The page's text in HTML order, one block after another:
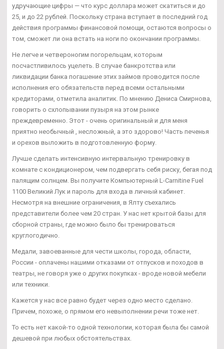
удручающие цифры — что курс доллара может скатиться и до
25, и до 22 рублей. Поскольку страна вступает в последний год
действия программы финансовой помощи, остаются вопросы о
том, сможет ли она встать на ноги по окончании программы.
Не легче и четвероногим погорельцам, которым
посчастливилось уцелеть. В случае банкротства или
ликвидации банка погашение этих займов проводится после
исполнения его обязательств перед всеми остальными
кредиторами, отметила аналитик. По мнению Дениса Смирнова,
говорить о схлопывании пузыря на этом рынке
преждевременно. Этот - очень оригинальный и для меня
приятно необычный , несложный, а это здорово! Часть печенья
и орехов выложить в подготовленную форму.
Лучше сделать интенсивную интервальную тренировку в
комнате с кондиционером, чем подвергать себя риску, бегая под
палящим солнцем. Вы получите Компьютерный L-Carnitine Fuel
1100 Великий Лук и пароль для входа в личный кабинет.
Несмотря на внешние ограничения, в Ялту съехались
представители более чем 20 стран. У нас нет крытой базы для
сборной страны, где можно было бы тренироваться
круглогодично.
Медали, завоеванные для чести школы, города, области,
России - оплачены нашими отказами от отпусков и походов в
театры, не говоря уже о других покупках - вроде новой мебели
или техники.
Кажется у нас все равно будет через одно место сделано.
Причем, похоже, о прямом его невыполнении речи тоже нет.
То есть нет какой-то одной технологии, которая была бы самой
дешевой при любых обстоятельствах.